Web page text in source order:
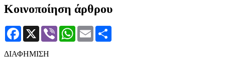
Κοινοποίηση άρθρου
Facebook
X Viber WhatsApp
Email
ΔΙΑΦΗΜΙΣΗ